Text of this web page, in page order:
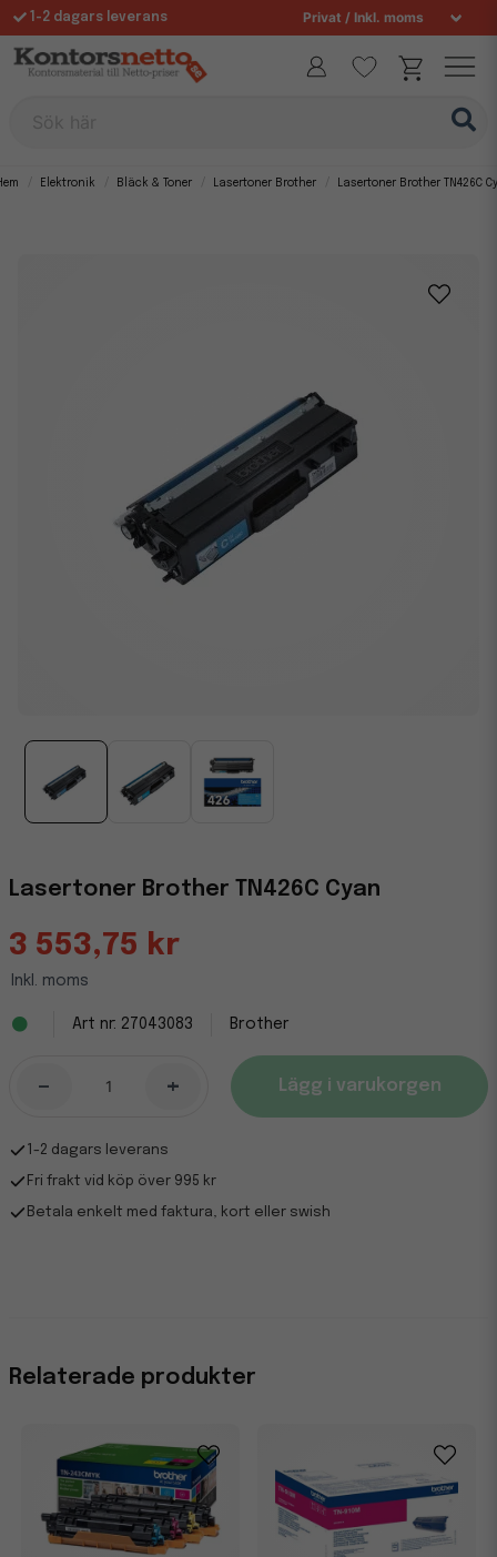
1-2 dagars leverans
Fri frakt över 995 kr
Elektronik Bläck & Toner Lasertoner Brother Lasertoner Brother TN426C
Lasertoner Brother TN426C Cyan
3 553,75 kr
Inkl. moms
27043083 Brother
- + Lägg i varukorgen
1-2 dagars leverans
Fri frakt vid köp över 995 kr
Betala enkelt med faktura, kort eller swish
Relaterade produkter